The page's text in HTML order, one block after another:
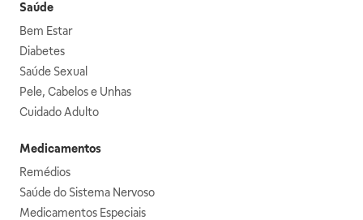
Saúde
Bem Estar
Diabetes
Saúde Sexual
Pele, Cabelos e Unhas
Cuidado Adulto
Medicamentos
Remédios
Saúde do Sistema Nervoso
Medicamentos Especiais